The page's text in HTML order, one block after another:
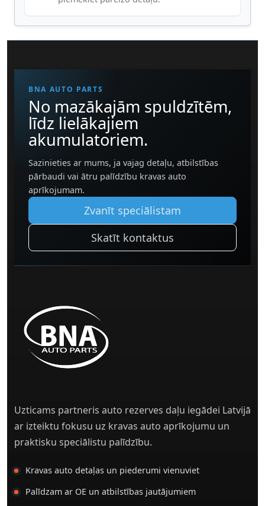
BNA AUTO PARTS
No mazākajām spuldzītēm,
līdz lielākajiem
akumulatoriem.
Sazinieties ar mums, ja vajag detaļu, atbilstības
pārbaudi vai ātru palīdzību kravas auto
aprīkojumam.
Zvanīt speciālistam
Skatīt kontaktus
Uzticams partneris auto rezerves daļu iegādei Latvijā
ar izteiktu fokusu uz kravas auto aprīkojumu un
praktisku speciālistu palīdzību.
Kravas auto detaļas un piederumi vienuviet
Palīdzam ar OE un atbilstības jautājumiem